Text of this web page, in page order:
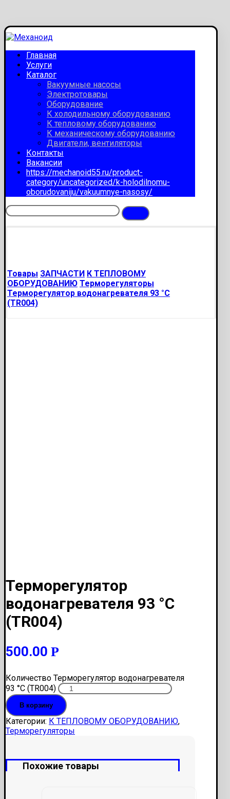
Главная
Услуги
Каталог
Вакуумные насосы
Электротовары
Оборудование
К холодильному оборудованию
К тепловому оборудованию
К механическому оборудованию
Двигатели, вентиляторы
Контакты
Вакансии
https://mechanoid55.ru/product-
category/uncategorized/k-holodilnomu-
oborudovaniju/vakuumnye-nasosy/
Товары ЗАПЧАСТИ К ТЕПЛОВОМУ
ОБОРУДОВАНИЮ Терморегуляторы
Терморегулятор водонагревателя 93 °С
(TR004)
Терморегулятор
водонагревателя 93 °С
(TR004)
500.00 Р
Количество Терморегулятор водонагревателя
93 °С (TR004)
В корзину
Категории: К ТЕПЛОВОМУ ОБОРУДОВАНИЮ,
Терморегуляторы
Похожие товары